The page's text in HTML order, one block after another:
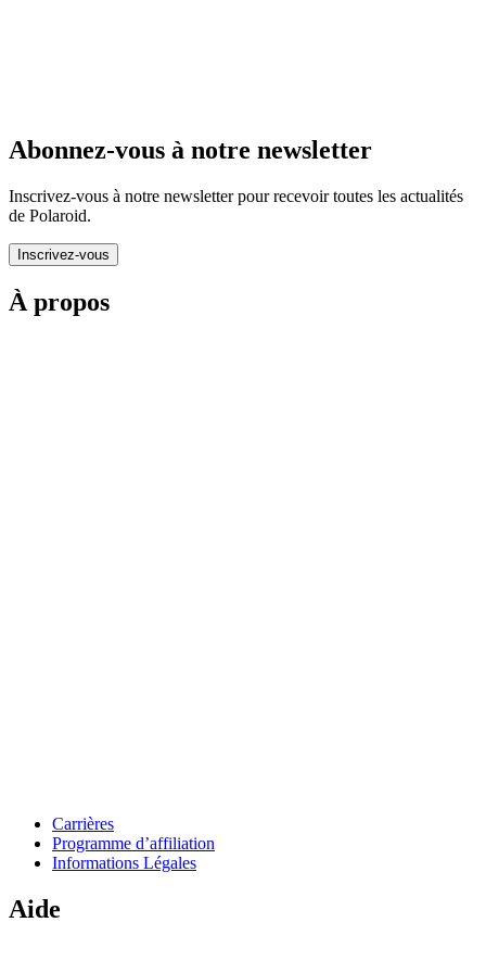
Abonnez-vous à notre newsletter
Inscrivez-vous à notre newsletter pour recevoir toutes les actualités
de Polaroid.
Inscrivez-vous
À propos
Carrières
Programme d’affiliation
Informations Légales
Aide